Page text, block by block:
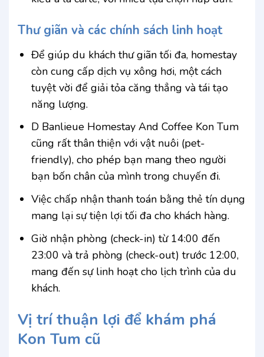
Thư giãn và các chính sách linh hoạt
Để giúp du khách thư giãn tối đa, homestay
còn cung cấp dịch vụ xông hơi, một cách
tuyệt vời để giải tỏa căng thẳng và tái tạo
năng lượng.
D Banlieue Homestay And Coffee Kon Tum
cũng rất thân thiện với vật nuôi (pet-
friendly), cho phép bạn mang theo người
bạn bốn chân của mình trong chuyến đi.
Việc chấp nhận thanh toán bằng thẻ tín dụng
mang lại sự tiện lợi tối đa cho khách hàng.
Giờ nhận phòng (check-in) từ 14:00 đến
23:00 và trả phòng (check-out) trước 12:00,
mang đến sự linh hoạt cho lịch trình của du
khách.
Vị trí thuận lợi để khám phá
Kon Tum cũ